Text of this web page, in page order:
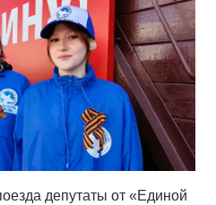
депутаты от «Единой